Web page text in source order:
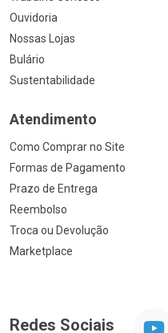
Ouvidoria
Nossas Lojas
Bulário
Sustentabilidade
Atendimento
Como Comprar no Site
Formas de Pagamento
Prazo de Entrega
Reembolso
Troca ou Devolução
Marketplace
Redes Sociais